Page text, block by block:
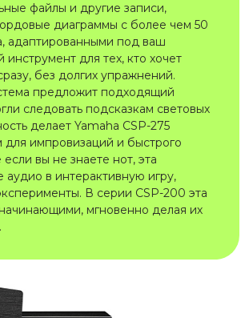
файлы и другие записи,
диаграммы с более чем 50
адаптированными под ваш
для тех, кто хочет
без долгих упражнений.
предложит подходящий
следовать подсказкам световых
делает Yamaha CSP-275
импровизаций и быстрого
вы не знаете нот, эта
аудио в интерактивную игру,
В серии CSP-200 эта
мгновенно делая их